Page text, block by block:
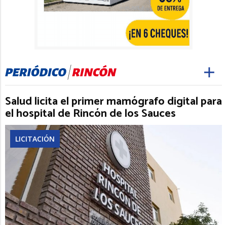
Salud licita el primer mamógrafo digital para
el hospital de Rincón de los Sauces
LICITACIÓN